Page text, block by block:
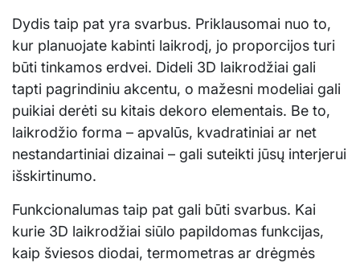
Dydis taip pat yra svarbus. Priklausomai nuo to,
kur planuojate kabinti laikrodį, jo proporcijos turi
būti tinkamos erdvei. Dideli 3D laikrodžiai gali
tapti pagrindiniu akcentu, o mažesni modeliai gali
puikiai derėti su kitais dekoro elementais. Be to,
laikrodžio forma – apvalūs, kvadratiniai ar net
nestandartiniai dizainai – gali suteikti jūsų interjerui
išskirtinumo.
Funkcionalumas taip pat gali būti svarbus. Kai
kurie 3D laikrodžiai siūlo papildomas funkcijas,
kaip šviesos diodai, termometras ar drėgmės